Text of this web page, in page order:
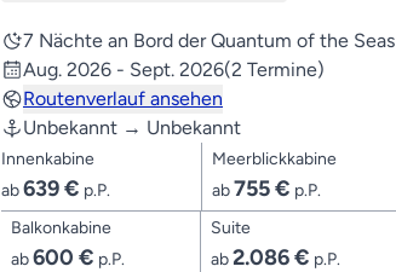
7 Nächte an Bord der Quantum of the Seas
Aug. 2026 - Sept. 2026(2 Termine)
Routenverlauf ansehen
Unbekannt → Unbekannt
Innenkabine
ab639 € p.P.
Meerblickkabine
ab755 € p.P.
Balkonkabine
ab600 € p.P.
Suite
ab2.086 € p.P.